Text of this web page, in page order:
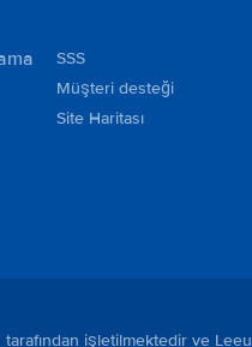
SSS
Müşteri desteği
Site Haritası
işletilmektedir ve